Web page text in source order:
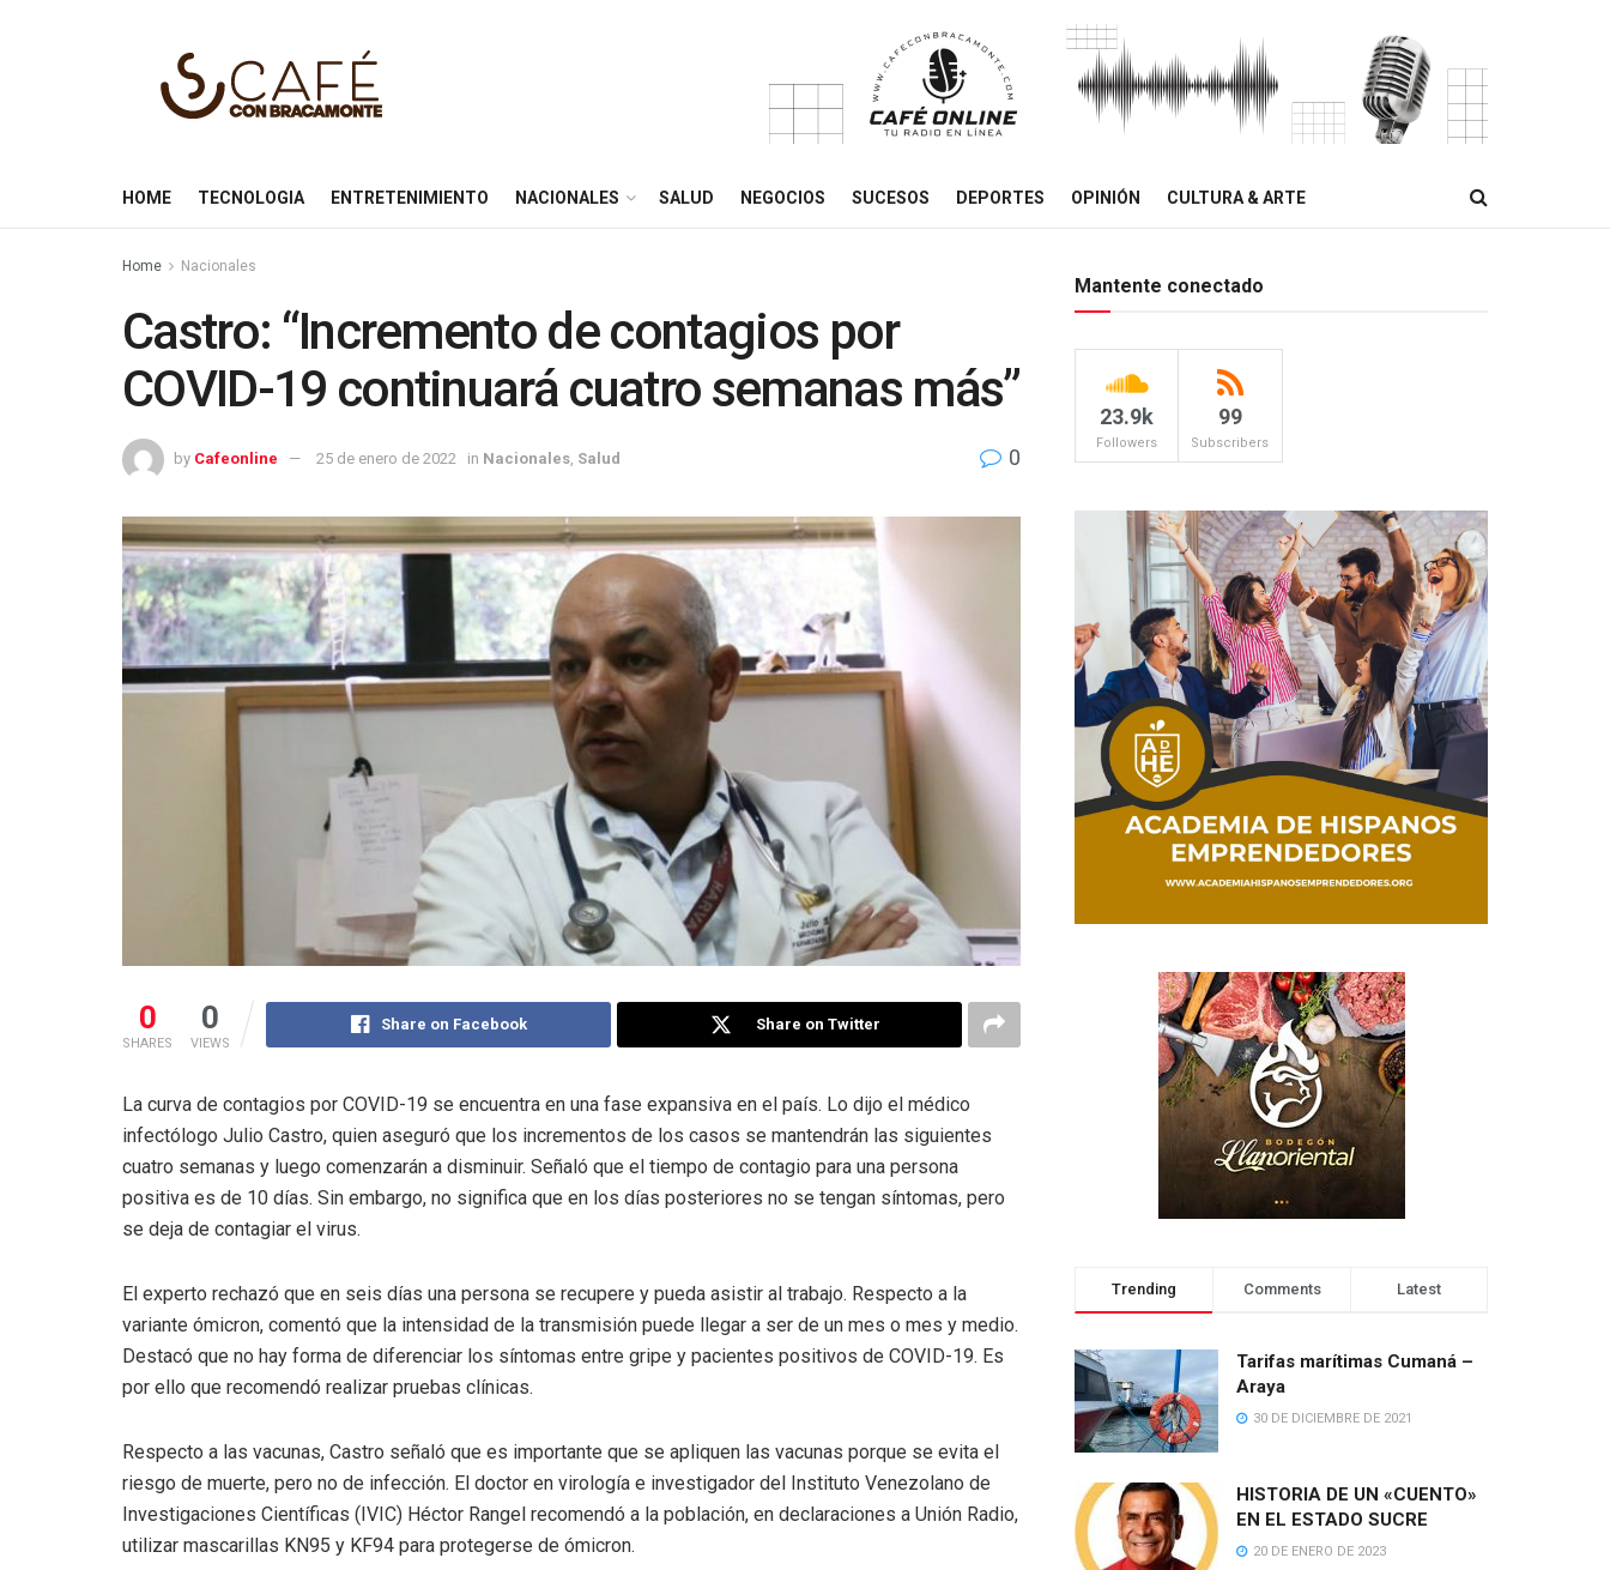
HOME TECNOLOGIA ENTRETENIMIENTO NACIONALES SALUD NEGOCIOS SUCESOS DEPORTES OPINIÓN CULTURA & ARTE
Home Nacionales
Castro: “Incremento de contagios por
COVID-19 continuará cuatro semanas más”
by Cafeonline 25 de enero de 2022 in Nacionales Salud 0
0
SHARES
0
VIEWS
Share on Facebook Share on Twitter
La curva de contagios por COVID-19 se encuentra en una fase expansiva en el país. Lo dijo el médico
infectólogo Julio Castro, quien aseguró que los incrementos de los casos se mantendrán las siguientes
cuatro semanas y luego comenzarán a disminuir. Señaló que el tiempo de contagio para una persona
positiva es de 10 días. Sin embargo, no significa que en los días posteriores no se tengan síntomas, pero
se deja de contagiar el virus.
El experto rechazó que en seis días una persona se recupere y pueda asistir al trabajo. Respecto a la
variante ómicron, comentó que la intensidad de la transmisión puede llegar a ser de un mes o mes y medio.
Destacó que no hay forma de diferenciar los síntomas entre gripe y pacientes positivos de COVID-19. Es
por ello que recomendó realizar pruebas clínicas.
Respecto a las vacunas, Castro señaló que es importante que se apliquen las vacunas porque se evita el
riesgo de muerte, pero no de infección. El doctor en virología e investigador del Instituto Venezolano de
Investigaciones Científicas (IVIC) Héctor Rangel recomendó a la población, en declaraciones a Unión Radio,
utilizar mascarillas KN95 y KF94 para protegerse de ómicron.
Mantente conectado
23.9k
Followers
99
Subscribers
Trending Comments Latest
Tarifas marítimas Cumaná –
Araya
30 DE DICIEMBRE DE 2021
HISTORIA DE UN «CUENTO»
EN EL ESTADO SUCRE
20 DE ENERO DE 2023